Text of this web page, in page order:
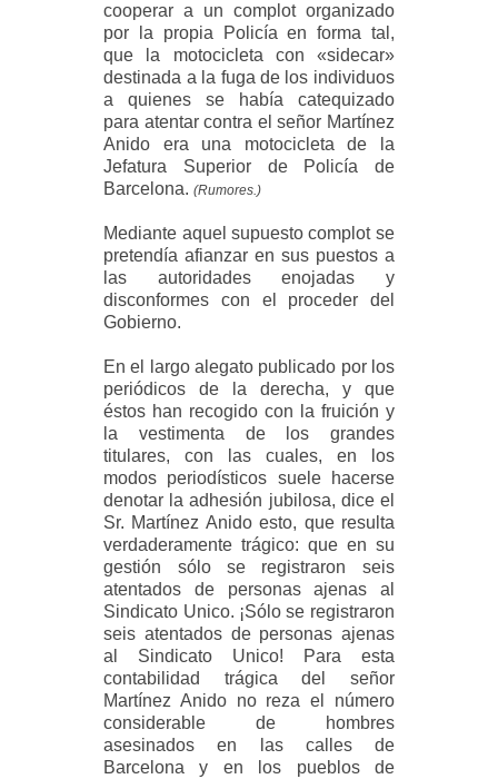
cooperar a un complot organizado
por la propia Policía en forma tal,
que la motocicleta con «sidecar»
destinada a la fuga de los individuos
a quienes se había catequizado
para atentar contra el señor Martínez
Anido era una motocicleta de la
Jefatura Superior de Policía de
Barcelona.(Rumores.)
Mediante aquel supuesto complot se
pretendía afianzar en sus puestos a
las autoridades enojadas y
disconformes con el proceder del
Gobierno.
En el largo alegato publicado por los
periódicos de la derecha, y que
éstos han recogido con la fruición y
la vestimenta de los grandes
titulares, con las cuales, en los
modos periodísticos suele hacerse
denotar la adhesión jubilosa, dice el
Sr. Martínez Anido esto, que resulta
verdaderamente trágico: que en su
gestión sólo se registraron seis
atentados de personas ajenas al
Sindicato Unico. ¡Sólo se registraron
seis atentados de personas ajenas
al Sindicato Unico! Para esta
contabilidad trágica del señor
Martínez Anido no reza el número
considerable de hombres
asesinados en las calles de
Barcelona y en los pueblos de